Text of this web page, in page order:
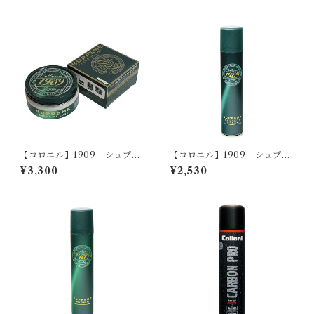
【コロニル】1909 シュプリ
ーム クリームデラックス
¥3,300
【コロニル】1909 シュプリ
ーム プロテクト スプレー
¥2,530